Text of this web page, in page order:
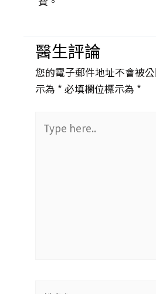
醫生評論
您的電子郵件地址不會被
示為 * 必填欄位標示為 *
here..